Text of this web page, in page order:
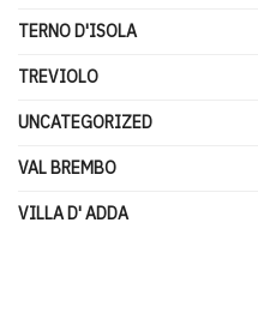
TERNO D'ISOLA
TREVIOLO
UNCATEGORIZED
VAL BREMBO
VILLA D' ADDA